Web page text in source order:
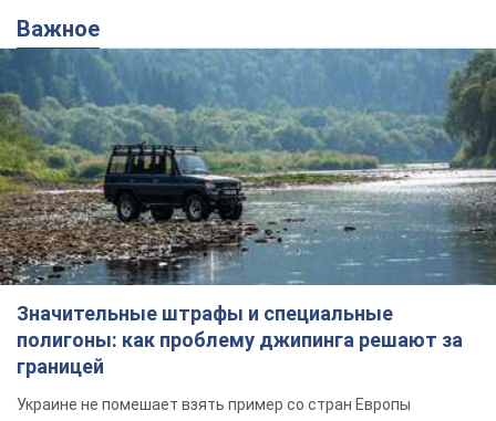
Важное
Значительные штрафы и специальные
полигоны: как проблему джипинга решают за
границей
Украине не помешает взять пример со стран Европы